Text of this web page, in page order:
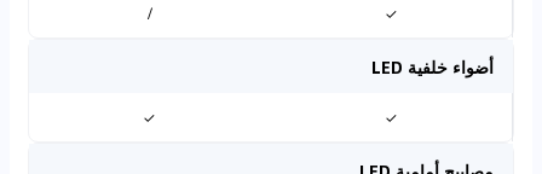
✓
/
أضواء خلفية LED
✓
✓